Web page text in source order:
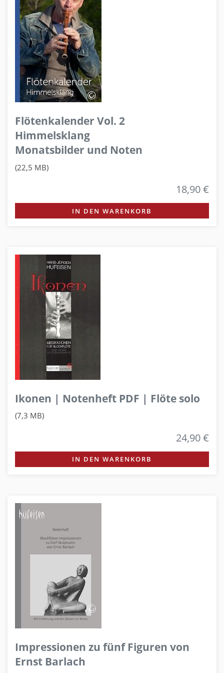
Flötenkalender Vol. 2
Himmelsklang
Monatsbilder und Noten
(22,5 MB)
18,90 €
IN DEN WARENKORB
Ikonen | Notenheft PDF | Flöte solo
(7,3 MB)
24,90 €
IN DEN WARENKORB
Impressionen zu fünf Figuren von
Ernst Barlach